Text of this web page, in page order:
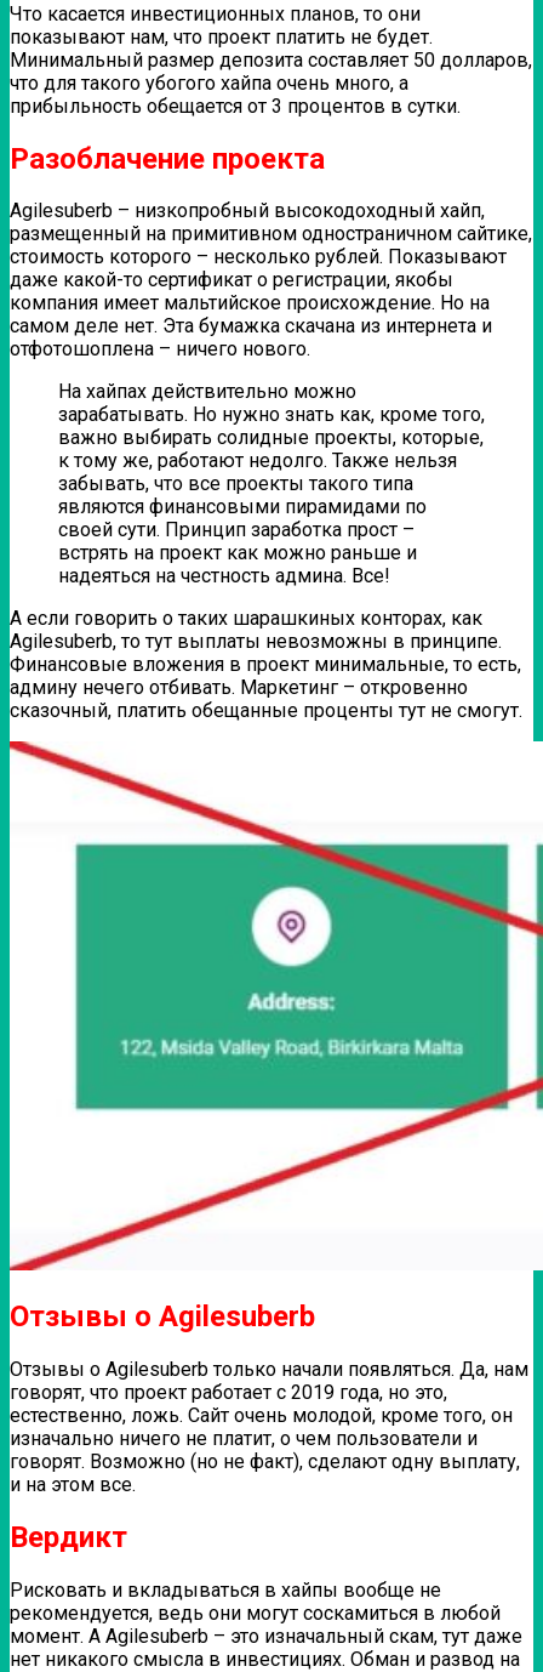
Что касается инвестиционных планов, то они
показывают нам, что проект платить не будет.
Минимальный размер депозита составляет 50 долларов,
что для такого убогого хайпа очень много, а
прибыльность обещается от 3 процентов в сутки.
Разоблачение проекта
Agilesuberb – низкопробный высокодоходный хайп,
размещенный на примитивном одностраничном сайтике,
стоимость которого – несколько рублей. Показывают
даже какой-то сертификат о регистрации, якобы
компания имеет мальтийское происхождение. Но на
самом деле нет. Эта бумажка скачана из интернета и
отфотошоплена – ничего нового.
На хайпах действительно можно
зарабатывать. Но нужно знать как, кроме того,
важно выбирать солидные проекты, которые,
к тому же, работают недолго. Также нельзя
забывать, что все проекты такого типа
являются финансовыми пирамидами по
своей сути. Принцип заработка прост –
встрять на проект как можно раньше и
надеяться на честность админа. Все!
А если говорить о таких шарашкиных конторах, как
Agilesuberb, то тут выплаты невозможны в принципе.
Финансовые вложения в проект минимальные, то есть,
админу нечего отбивать. Маркетинг – откровенно
сказочный, платить обещанные проценты тут не смогут.
Отзывы о Agilesuberb
Отзывы о Agilesuberb только начали появляться. Да, нам
говорят, что проект работает с 2019 года, но это,
естественно, ложь. Сайт очень молодой, кроме того, он
изначально ничего не платит, о чем пользователи и
говорят. Возможно (но не факт), сделают одну выплату,
и на этом все.
Вердикт
Рисковать и вкладываться в хайпы вообще не
рекомендуется, ведь они могут соскамиться в любой
момент. А Agilesuberb – это изначальный скам, тут даже
нет никакого смысла в инвестициях. Обман и развод на